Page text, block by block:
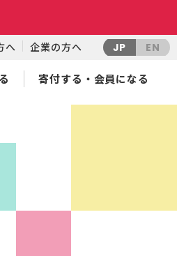
へ 企業の方へ JP EN
寄付する・会員になる